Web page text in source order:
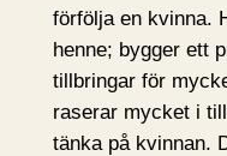
förfölja en kvinna.
henne; bygger ett
tillbringar för
raserar mycket i
tänka på kvinnan.